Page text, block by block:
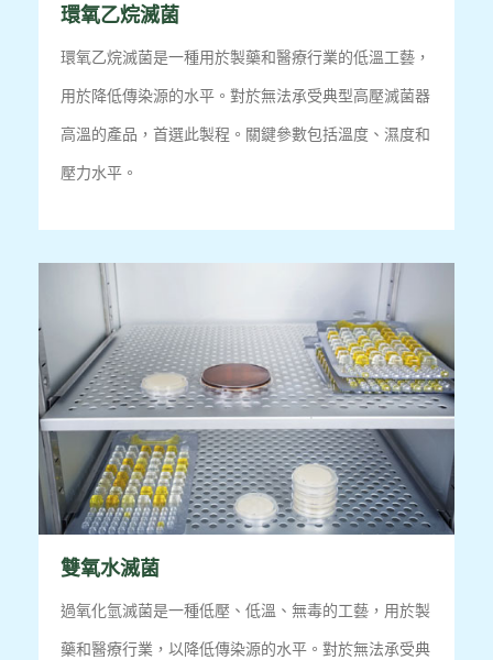
環氧乙烷滅菌
環氧乙烷滅菌是一種用於製藥和醫療行業的低溫工藝，
用於降低傳染源的水平。 對於無法承受典型高壓滅菌器
高溫的產品，首選此製程。 關鍵參數包括溫度、濕度和
壓力水平。
雙氧水滅菌
過氧化氫滅菌是一種低壓、低溫、無毒的工藝，用於製
藥和醫療行業，以降低傳染源的水平。對於無法承受典